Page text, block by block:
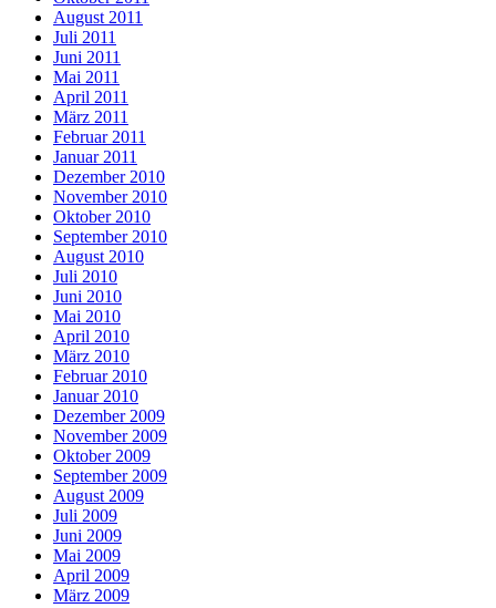
August 2011
Juli 2011
Juni 2011
Mai 2011
April 2011
März 2011
Februar 2011
Januar 2011
Dezember 2010
November 2010
Oktober 2010
September 2010
August 2010
Juli 2010
Juni 2010
Mai 2010
April 2010
März 2010
Februar 2010
Januar 2010
Dezember 2009
November 2009
Oktober 2009
September 2009
August 2009
Juli 2009
Juni 2009
Mai 2009
April 2009
März 2009